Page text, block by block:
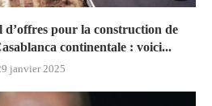
d’offres pour la construction de
continentale : voici...
janvier 2025